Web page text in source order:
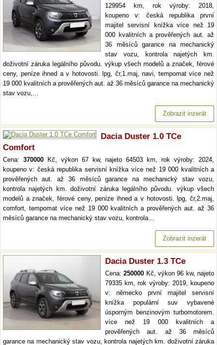
129954 km, rok výroby: 2018,
koupeno v: česká republika první
majitel servisní knížka více než 19
000 kvalitních a prověřených aut. až
36 měsíců garance na mechanický
stav vozu, kontrola najetých km.
doživotní záruka legálního původu. výkup všech modelů a značek, férové
ceny, peníze ihned a v hotovosti. lpg, čr,1.maj, navi, tempomat více než
19 000 kvalitních a prověřených aut. až 36 měsíců garance na mechanický
stav vozu,…
Zobrazit inzerát
Dacia Duster 1.0 TCe
Comfort
Cena: 370000Kč, výkon 67 kw, najeto 64503 km, rok výroby: 2024,
koupeno v: česká republika servisní knížka více než 19 000 kvalitních a
prověřených aut. až 36 měsíců garance na mechanický stav vozu,
kontrola najetých km. doživotní záruka legálního původu. výkup všech
modelů a značek, férové ceny, peníze ihned a v hotovosti. lpg, čr,2.maj,
comfort, tempomat více než 19 000 kvalitních a prověřených aut. až 36
měsíců garance na mechanický stav vozu, kontrola…
Zobrazit inzerát
Dacia Duster 1.3 TCe
Cena:250000 Kč, výkon 96 kw, najeto
79335 km, rok výroby: 2019, koupeno
v: německo první majitel servisní
knížka populární suv vybavené
úsporným benzinovým turbomotorem.
více než 19 000 kvalitních a
prověřených aut. až 36 měsíců
garance na mechanický stav vozu, kontrola najetých km. doživotní záruka